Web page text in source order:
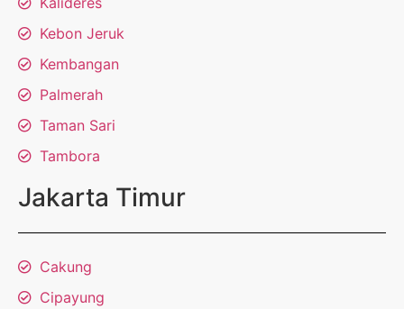
Kebon Jeruk
Kembangan
Palmerah
Taman Sari
Tambora
Jakarta Timur
Cakung
Cipayung